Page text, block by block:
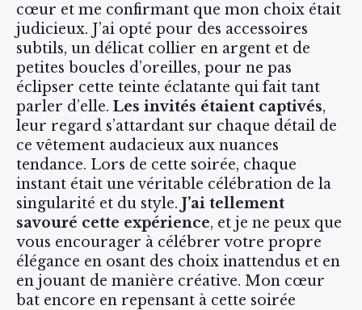
cœur et me confirmant que mon choix était
judicieux. J’ai opté pour des accessoires
subtils, un délicat collier en argent et de
petites boucles d’oreilles, pour ne pas
éclipser cette teinte éclatante qui fait tant
parler d’elle. Les invités étaient captivés,
leur regard s’attardant sur chaque détail de
ce vêtement audacieux aux nuances
tendance. Lors de cette soirée, chaque
instant était une véritable célébration de la
singularité et du style. J’ai tellement
savouré cette expérience, et je ne peux que
vous encourager à célébrer votre propre
élégance en osant des choix inattendus et en
en jouant de manière créative. Mon cœur
bat encore en repensant à cette soirée